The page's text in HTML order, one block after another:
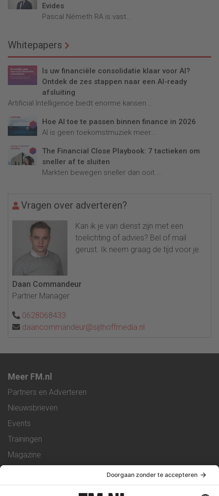
Evides
Pascal Németh RA is vast...
Whitepapers
Is uw financiële consolidatie klaar voor AI?
Ontdek de zes stappen naar een AI-ready
afsluiting
Artificial Intelligence biedt enorme kansen...
Hoe AI toe te passen binnen finance in 2026
AI is geen toekomstmuziek meer...
The Financial Close Playbook: 7 tactieken om
sneller af te sluiten
Markten bewegen sneller dan ooit....
Vragen over adverteren?
Kan ik je van dienst zijn met een
toelichting of advies? Bel of mail
gerust. Ik neem graag de tijd voor je.
Daan Commandeur
Partner Manager
0628068433
daancommandeur@sijthoffmedia.nl
Meer FM.nl
Partners en Adverteren
Nieuwsbrieven
Events
Trainingen
Magazine
Service & Contact